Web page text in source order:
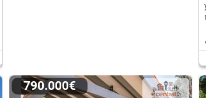
790.000€